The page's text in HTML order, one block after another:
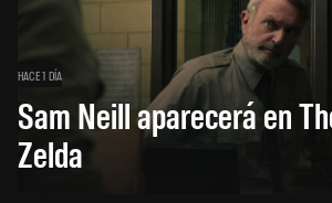
HACE 1 DÍA
Sam Neill aparecerá en
Zelda